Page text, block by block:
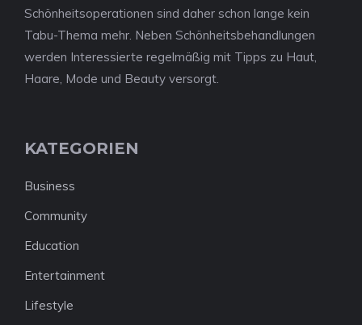
Schönheitsoperationen sind daher schon lange kein
Tabu-Thema mehr. Neben Schönheitsbehandlungen
werden Interessierte regelmäßig mit Tipps zu Haut,
Haare, Mode und Beauty versorgt.
KATEGORIEN
Business
Community
Education
Entertainment
Lifestyle